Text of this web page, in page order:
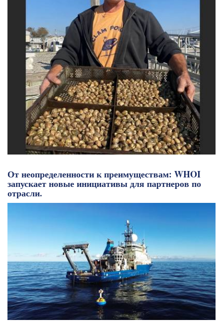
От неопределенности к преимуществам: WHOI
запускает новые инициативы для партнеров по
отрасли.